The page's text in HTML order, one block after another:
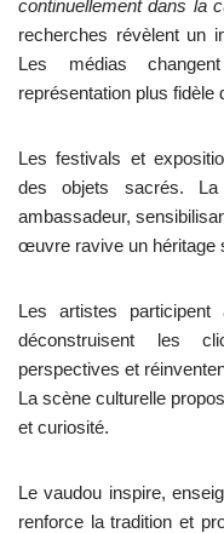
continuellement dans la
recherches révèlent un
Les médias
représentation plus fidèle
Les festivals et
des objets sacrés.
ambassadeur,
œuvre ravive un héritage
Les artistes
déconstruisent les
perspectives et
La scène culturelle
et curiosité.
Le vaudou inspire,
renforce la tradition et